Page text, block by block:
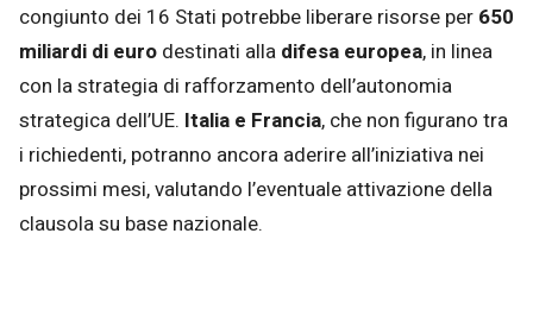
congiunto dei 16 Stati potrebbe liberare risorse per 650
miliardi di euro destinati alla difesa europea, in linea
con la strategia di rafforzamento dell’autonomia
strategica dell’UE. Italia e Francia, che non figurano tra
i richiedenti, potranno ancora aderire all’iniziativa nei
prossimi mesi, valutando l’eventuale attivazione della
clausola su base nazionale.